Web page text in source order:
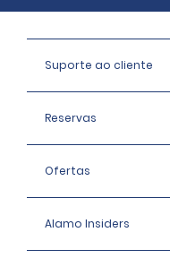
Suporte ao cliente
Reservas
Ofertas
Alamo Insiders